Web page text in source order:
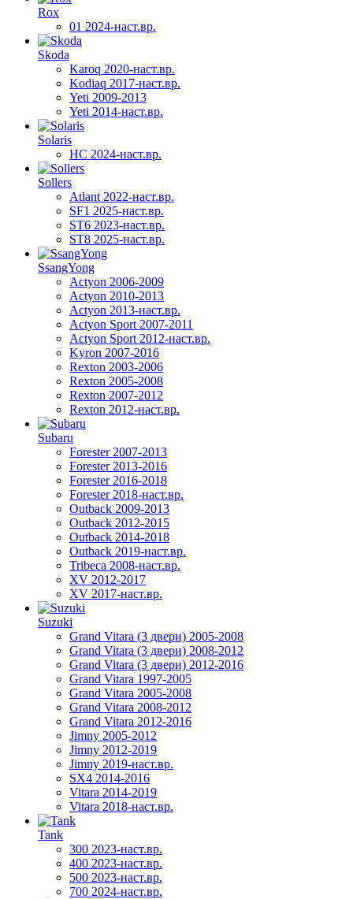
Rox
01 2024-наст.вр.
Skoda
Karoq 2020-наст.вр.
Kodiaq 2017-наст.вр.
Yeti 2009-2013
Yeti 2014-наст.вр.
Solaris
HC 2024-наст.вр.
Sollers
Atlant 2022-наст.вр.
SF1 2025-наст.вр.
ST6 2023-наст.вр.
ST8 2025-наст.вр.
SsangYong
Actyon 2006-2009
Actyon 2010-2013
Actyon 2013-наст.вр.
Actyon Sport 2007-2011
Actyon Sport 2012-наст.вр.
Kyron 2007-2016
Rexton 2003-2006
Rexton 2005-2008
Rexton 2007-2012
Rexton 2012-наст.вр.
Subaru
Forester 2007-2013
Forester 2013-2016
Forester 2016-2018
Forester 2018-наст.вр.
Outback 2009-2013
Outback 2012-2015
Outback 2014-2018
Outback 2019-наст.вр.
Tribeca 2008-наст.вр.
XV 2012-2017
XV 2017-наст.вр.
Suzuki
Grand Vitara (3 двери) 2005-2008
Grand Vitara (3 двери) 2008-2012
Grand Vitara (3 двери) 2012-2016
Grand Vitara 1997-2005
Grand Vitara 2005-2008
Grand Vitara 2008-2012
Grand Vitara 2012-2016
Jimny 2005-2012
Jimny 2012-2019
Jimny 2019-наст.вр.
SX4 2014-2016
Vitara 2014-2019
Vitara 2018-наст.вр.
Tank
300 2023-наст.вр.
400 2023-наст.вр.
500 2023-наст.вр.
700 2024-наст.вр.